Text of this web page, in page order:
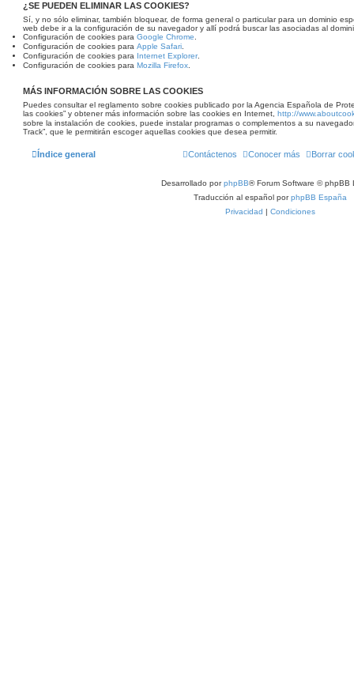
¿SE PUEDEN ELIMINAR LAS COOKIES?
Sí, y no sólo eliminar, también bloquear, de forma general o particular para un dominio
web debe ir a la configuración de su navegador y allí podrá buscar las asociadas al
Configuración de cookies para Google Chrome
Configuración de cookies para Apple Safari
Configuración de cookies para Internet Explorer.
Configuración de cookies para Mozilla Firefox
MÁS INFORMACIÓN SOBRE LAS COOKIES
Puedes consultar el reglamento sobre cookies publicado por la Agencia Española de
las cookies” y obtener más información sobre las cookies en Internet, http://
sobre la instalación de cookies, puede instalar programas o complementos a su
Track”, que le permitirán escoger aquellas cookies que desea permitir.
Índice general Borrar
Conocer más
Contáctenos
Desarrollado porphpBB® Forum Software © phpBB
Traducción al español porphpBB España
Privacidad | Condiciones